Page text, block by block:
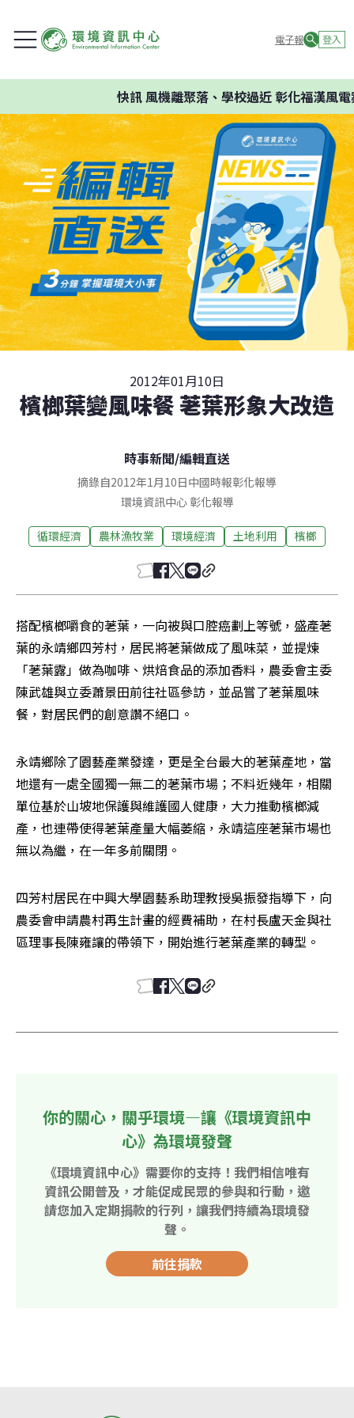
電子報 登入
快訊風機離聚落、學校過近 彰化福漢風電
2012年01月10日
檳榔葉變風味餐 荖葉形象大改造
時事新聞/編輯直送
摘錄自2012年1月10日中國時報彰化報導
環境資訊中心 彰化報導
循環經濟 農林漁牧業 環境經濟 土地利用 檳榔
搭配檳榔嚼食的荖葉，一向被與口腔癌劃上等號，盛產荖
葉的永靖鄉四芳村，居民將荖葉做成了風味菜，並提煉
「荖葉露」做為咖啡、烘焙食品的添加香料，農委會主委
陳武雄與立委蕭景田前往社區參訪，並品嘗了荖葉風味
餐，對居民們的創意讚不絕口。
永靖鄉除了園藝產業發達，更是全台最大的荖葉產地，當
地還有一處全國獨一無二的荖葉市場；不料近幾年，相關
單位基於山坡地保護與維護國人健康，大力推動檳榔減
產，也連帶使得荖葉產量大幅萎縮，永靖這座荖葉市場也
無以為繼，在一年多前關閉。
四芳村居民在中興大學園藝系助理教授吳振發指導下，向
農委會申請農村再生計畫的經費補助，在村長盧天金與社
區理事長陳雍讓的帶領下，開始進行荖葉產業的轉型。
你的關心，關乎環境—讓《環境資訊中
心》為環境發聲
《環境資訊中心》需要你的支持！我們相信唯有
資訊公開普及，才能促成民眾的參與和行動，邀
請您加入定期捐款的行列，讓我們持續為環境發
聲。
前往捐款